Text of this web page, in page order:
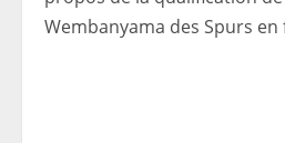
Wembanyama des Spurs en